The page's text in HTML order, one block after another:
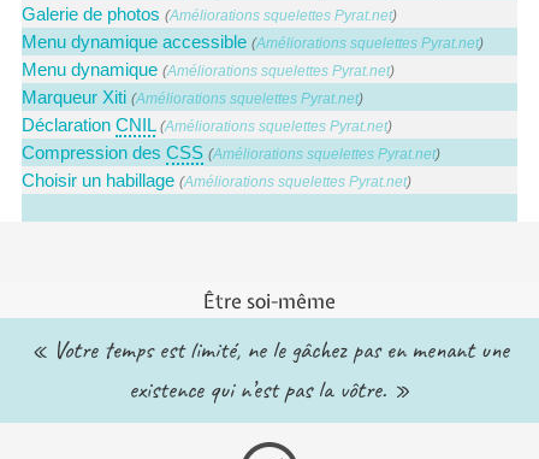
Galerie de photos (Améliorations squelettes Pyrat.net)
Menu dynamique accessible (Améliorations squelettes Pyrat.net)
Menu dynamique (Améliorations squelettes Pyrat.net)
Marqueur Xiti (Améliorations squelettes Pyrat.net)
DéclarationCNIL (Améliorations squelettes Pyrat.net)
Compression desCSS (Améliorations squelettes Pyrat.net)
Choisir un habillage (Améliorations squelettes Pyrat.net)
Être soi-même
« Votre temps est limité, ne le gâchez pas en menant une
existence qui n’est pas la vôtre. »